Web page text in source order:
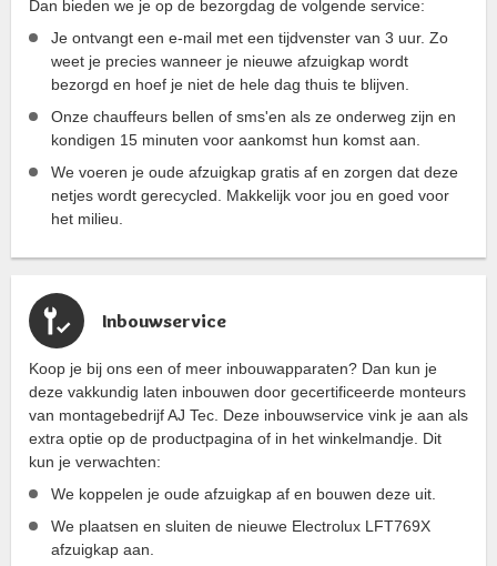
Dan bieden we je op de bezorgdag de volgende service:
Je ontvangt een e-mail met een tijdvenster van 3 uur. Zo
weet je precies wanneer je nieuwe afzuigkap wordt
bezorgd en hoef je niet de hele dag thuis te blijven.
Onze chauffeurs bellen of sms'en als ze onderweg zijn en
kondigen 15 minuten voor aankomst hun komst aan.
We voeren je oude afzuigkap gratis af en zorgen dat deze
netjes wordt gerecycled. Makkelijk voor jou en goed voor
het milieu.
Inbouwservice
Koop je bij ons een of meer inbouwapparaten? Dan kun je
deze vakkundig laten inbouwen door gecertificeerde monteurs
van montagebedrijf AJ Tec. Deze inbouwservice vink je aan als
extra optie op de productpagina of in het winkelmandje. Dit
kun je verwachten:
We koppelen je oude afzuigkap af en bouwen deze uit.
We plaatsen en sluiten de nieuwe Electrolux LFT769X
afzuigkap aan.